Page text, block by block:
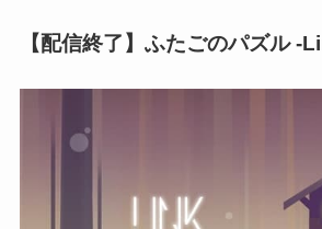
【配信終了】ふたごのパズル -